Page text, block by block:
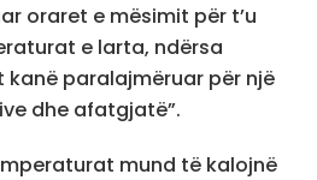
oraret e mësimit për t’u
e larta, ndërsa
paralajmëruar për një
dhe afatgjatë”.
mund të kalojnë